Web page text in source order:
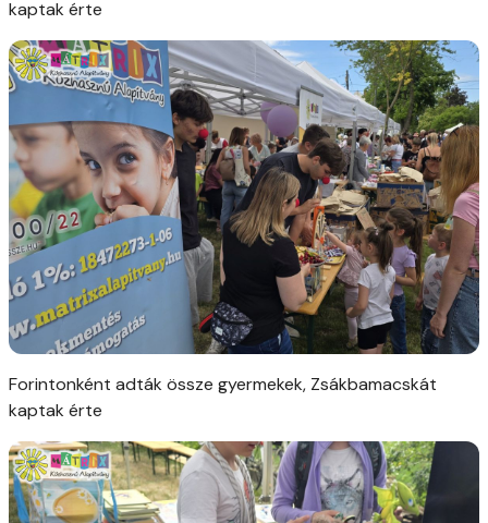
kaptak érte
Forintonként adták össze gyermekek, Zsákbamacskát
kaptak érte